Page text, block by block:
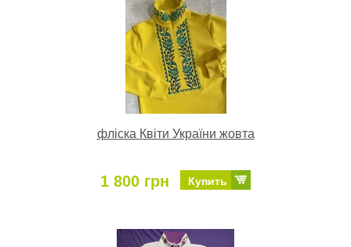
фліска Квіти України жовта
1 800 грн Купить